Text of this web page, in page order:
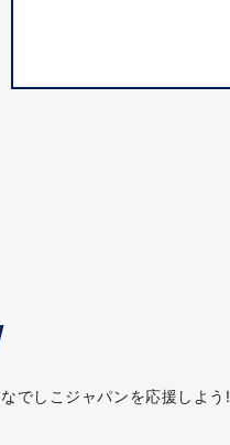
でしこジャパンを応援しよう!